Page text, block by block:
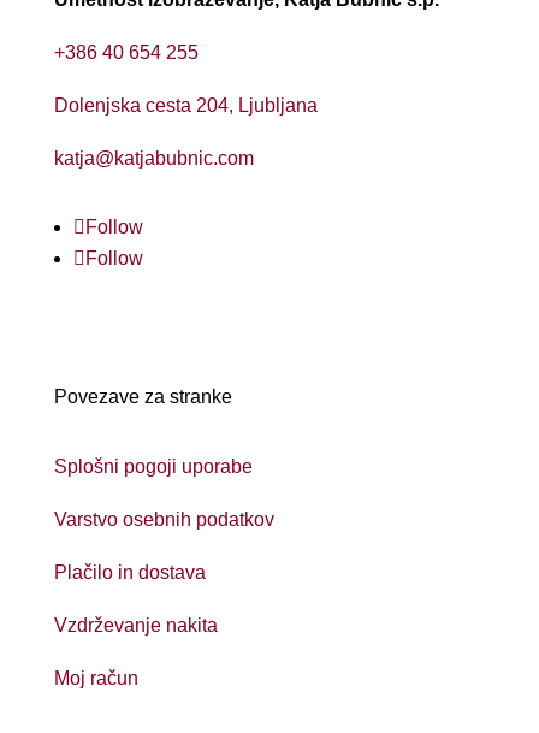
+386 40 654 255
Dolenjska cesta 204, Ljubljana
katja@katjabubnic.com
Follow
Follow
Povezave za stranke
Splošni pogoji uporabe
Varstvo osebnih podatkov
Plačilo in dostava
Vzdrževanje nakita
Moj račun